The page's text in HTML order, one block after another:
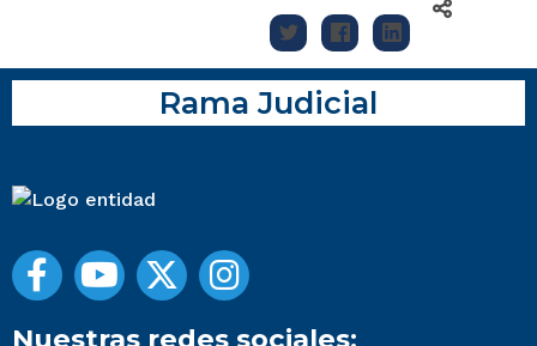
Rama Judicial
Nuestras redes sociales: